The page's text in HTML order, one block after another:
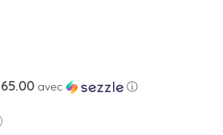
avec ⓘ
à